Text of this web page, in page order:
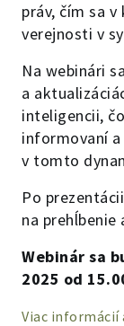
práv, čím sa
verejnosti v
Na webinári
a
inteligencii,
informovaní a
v tomto
Po
na prehĺbenie
Webinár sa
2025 od
Viac informácií